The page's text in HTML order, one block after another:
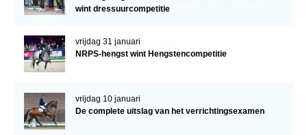
wint dressuurcompetitie
vrijdag 31 januari
NRPS-hengst wint Hengstencompetitie
vrijdag 10 januari
De complete uitslag van het verrichtingsexamen